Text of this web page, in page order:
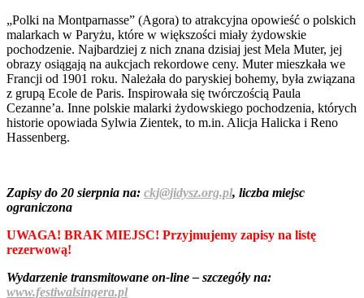
„Polki na Montparnasse” (Agora) to atrakcyjna opowieść o polskich
malarkach w Paryżu, które w większości miały żydowskie
pochodzenie. Najbardziej z nich znana dzisiaj jest Mela Muter, jej
obrazy osiągają na aukcjach rekordowe ceny. Muter mieszkała we
Francji od 1901 roku. Należała do paryskiej bohemy, była związana
z grupą Ecole de Paris. Inspirowała się twórczością Paula
Cezanne’a. Inne polskie malarki żydowskiego pochodzenia, których
historie opowiada Sylwia Zientek, to m.in. Alicja Halicka i Reno
Hassenberg.
Zapisy do 20 sierpnia na: ckj@jidysz.org.pl, liczba miejsc
ograniczona
UWAGA! BRAK MIEJSC! Przyjmujemy zapisy na listę
rezerwową!
Wydarzenie transmitowane on-line – szczegóły na:
www.festiwalsingera.pl